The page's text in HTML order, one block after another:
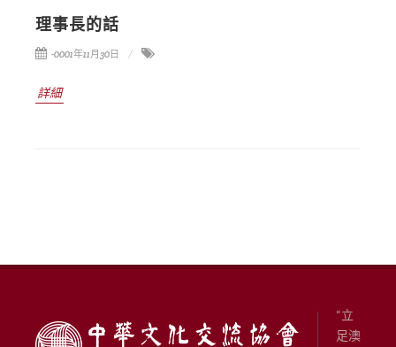
理事長的話
-0001年11月30日
詳細
“立
足澳